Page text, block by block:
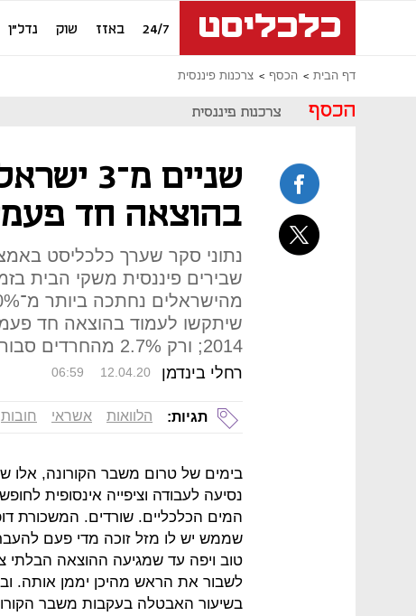
24/7 באזז שוק נדל"ן
דף הבית הכסף צרכנות פיננסית
הכסף צרכנות פיננסית
שניים
בהוצאה חד פעמית של
נתוני סקר שערך כלכליסט
2014; ורק 2.7% מהחרדים סבורים שיצליחו לעמוד בהוצאה כזו
רחלי בינדמן 06:59 12.04.20
תגיות: הלוואות אשראי חובות
בימים של טרום משבר הקורונה, אלו
נסיעה לעבודה וציפייה אינסופית
המים הכלכליים. שורדים. המשכורת
שממש יש לו מזל זוכה מדי פעם
טוב ויפה עד שמגיעה ההוצאה הבלתי
לשבור את הראש מהיכן יממן אותה.
בשיעור האבטלה בעקבות משבר